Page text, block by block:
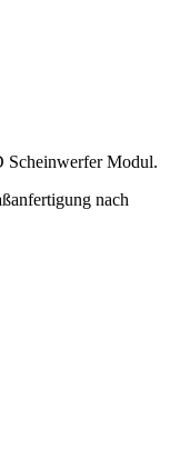
Scheinwerfer Modul.
nach